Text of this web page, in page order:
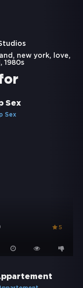
, new york, love,
, 1980s
Sex
5